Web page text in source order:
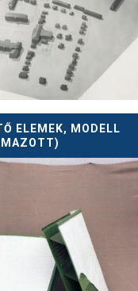
ELEMEK, MODELL